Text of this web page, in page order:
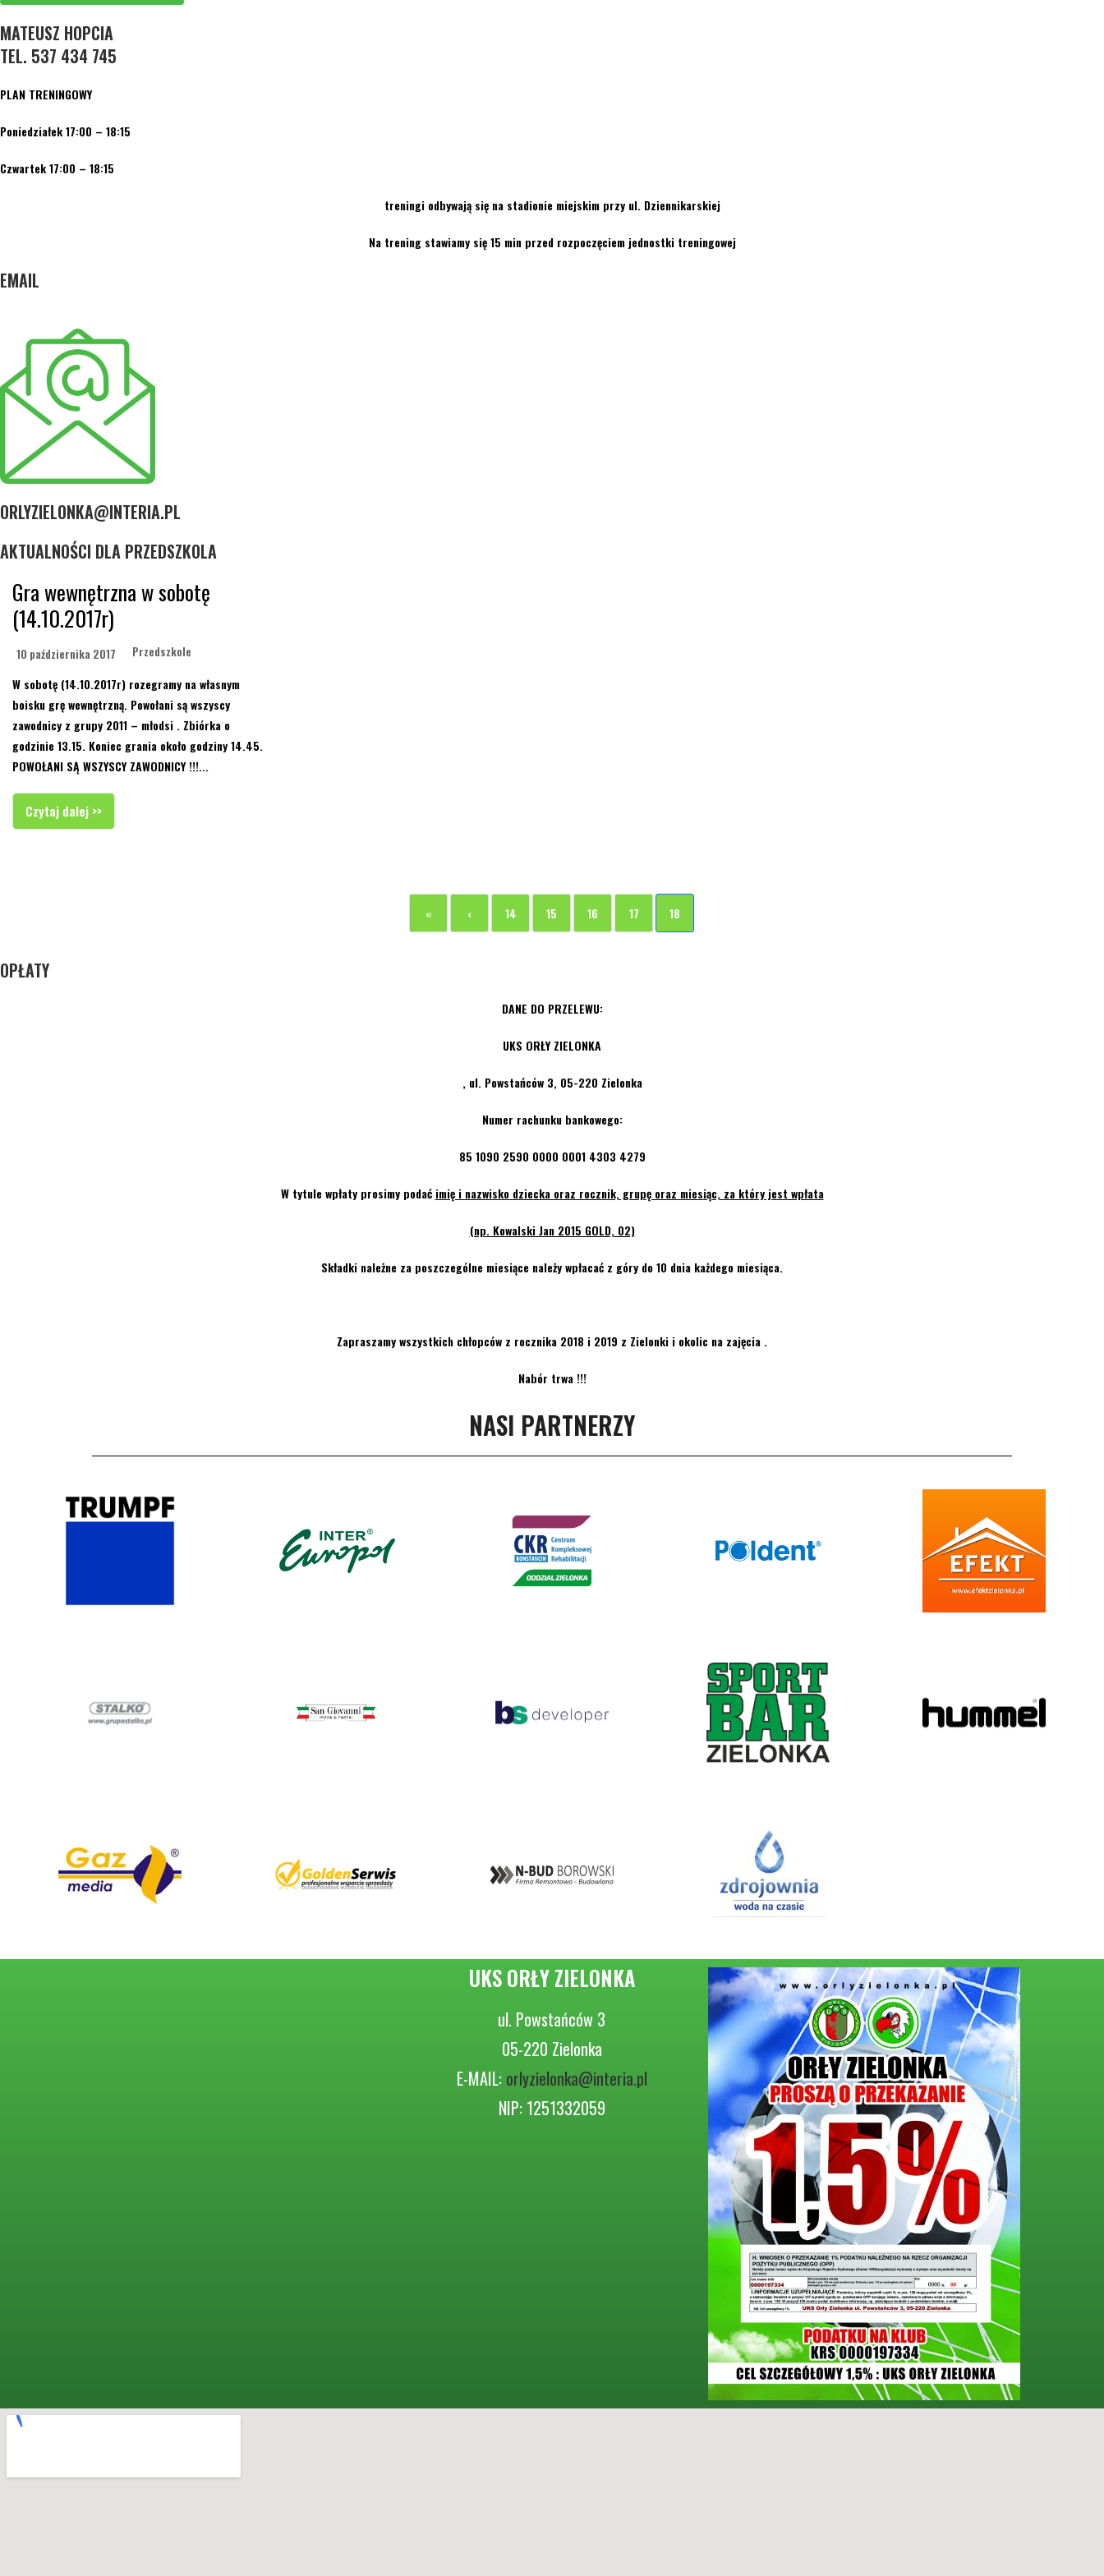
MATEUSZ HOPCIA
TEL. 537 434 745
PLAN TRENINGOWY
Poniedziałek 17:00 – 18:15
Czwartek 17:00 – 18:15
treningi odbywają się na stadionie miejskim przy ul. Dziennikarskiej
Na trening stawiamy się 15 min przed rozpoczęciem jednostki treningowej
EMAIL
ORLYZIELONKA@INTERIA.PL
AKTUALNOŚCI DLA PRZEDSZKOLA
Gra wewnętrzna w sobotę
(14.10.2017r)
10 października 2017 Przedszkole
W sobotę (14.10.2017r) rozegramy na własnym
boisku grę wewnętrzną. Powołani są wszyscy
zawodnicy z grupy 2011 – młodsi . Zbiórka o
godzinie 13.15. Koniec grania około godziny 14.45.
POWOŁANI SĄ WSZYSCY ZAWODNICY !!!...
Czytaj dalej >>
« ‹ 14 15 16 17 18
OPŁATY
DANE DO PRZELEWU:
UKS ORŁY ZIELONKA
, ul. Powstańców 3, 05-220 Zielonka
Numer rachunku bankowego:
85 1090 2590 0000 0001 4303 4279
W tytule wpłaty prosimy podać imię i nazwisko dziecka oraz rocznik, grupę oraz miesiąc, za który jest wpłata
(np. Kowalski Jan 2015 GOLD, 02)
Składki należne za poszczególne miesiące należy wpłacać z góry do 10 dnia każdego miesiąca.
Zapraszamy wszystkich chłopców z rocznika 2018 i 2019 z Zielonki i okolic na zajęcia .
Nabór trwa !!!
NASI PARTNERZY
UKS ORŁY ZIELONKA
ul. Powstańców 3
05-220 Zielonka
E-MAIL: orlyzielonka@interia.pl
NIP: 1251332059